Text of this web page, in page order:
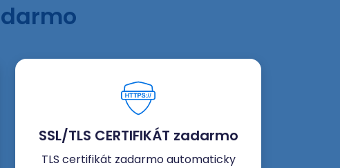
SSL/TLS CERTIFIKÁT zadarmo
TLS certifikát zadarmo automaticky